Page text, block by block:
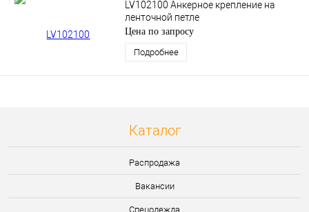
LV102100 Анкерное крепление на
ленточной петле
Цена по запросу
Подробнее
Каталог
Распродажа
Вакансии
Спецодежда